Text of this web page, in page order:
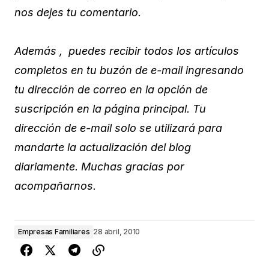
nos dejes tu comentario.
Además , puedes recibir todos los artículos
completos en tu buzón de e-mail ingresando
tu dirección de correo en la opción de
suscripción en la página principal. Tu
dirección de e-mail solo se utilizará para
mandarte la actualización del blog
diariamente. Muchas gracias por
acompañarnos.
Empresas Familiares 28 abril, 2010